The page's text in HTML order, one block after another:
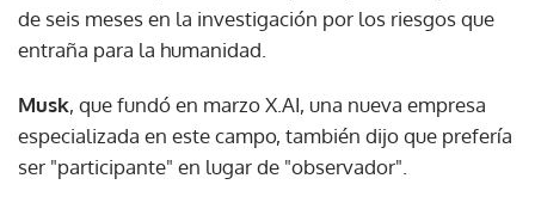
de seis meses en la investigación por los riesgos que
entraña para la humanidad.
Musk, que fundó en marzo X.AI, una nueva empresa
especializada en este campo, también dijo que prefería
ser "participante" en lugar de "observador".